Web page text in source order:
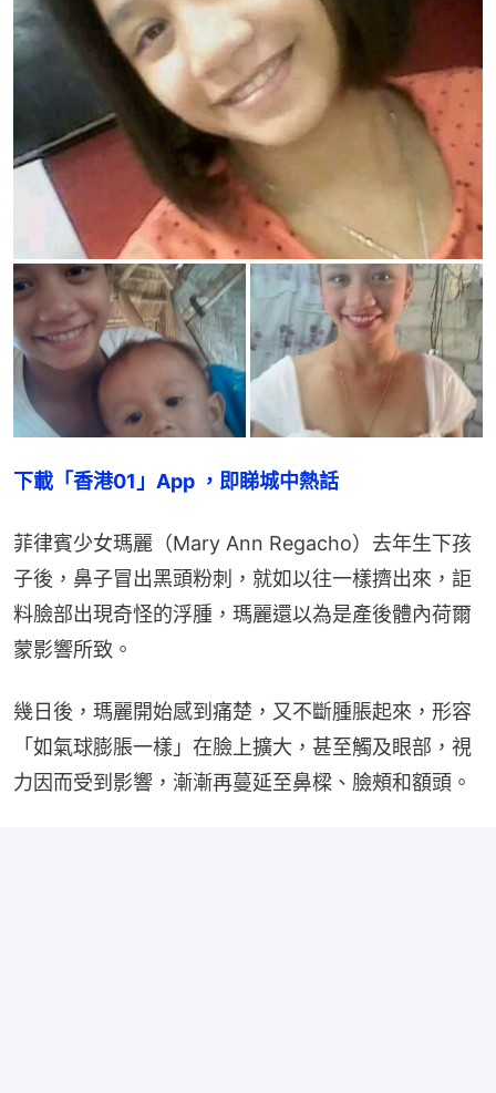
下載「香港01」App ，即睇城中熱話
菲律賓少女瑪麗（Mary Ann Regacho）去年生下孩
子後，鼻子冒出黑頭粉刺，就如以往一樣擠出來，詎
料臉部出現奇怪的浮腫，瑪麗還以為是產後體內荷爾
蒙影響所致。
幾日後，瑪麗開始感到痛楚，又不斷腫脹起來，形容
「如氣球膨脹一樣」在臉上擴大，甚至觸及眼部，視
力因而受到影響，漸漸再蔓延至鼻樑、臉頰和額頭。